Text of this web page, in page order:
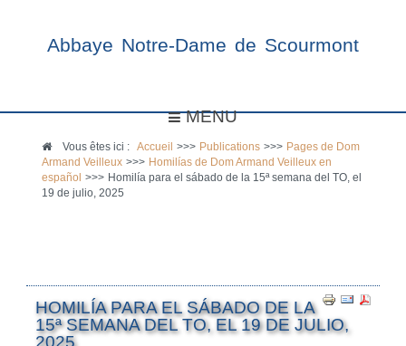
Abbaye Notre-Dame de Scourmont
MENU
Vous êtes ici :Accueil >>> Publications >>> Pages de Dom
Armand Veilleux >>> Homilías de Dom Armand Veilleux en
español
>>> Homilía para el sábado de la 15ª semana del TO, el
19 de julio, 2025
HOMILÍA PARA EL SÁBADO DE LA
15ª SEMANA DEL TO, EL 19 DE JULIO,
2025